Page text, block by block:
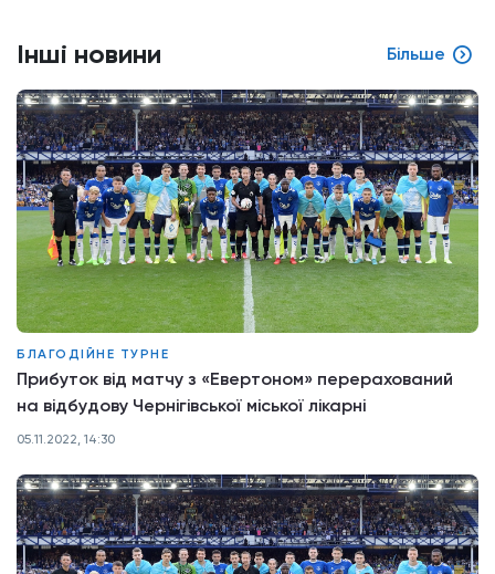
Інші новини Більше
БЛАГОДІЙНЕ ТУРНЕ
Прибуток від матчу з «Евертоном» перерахований
на відбудову Чернігівської міської лікарні
05.11.2022, 14:30